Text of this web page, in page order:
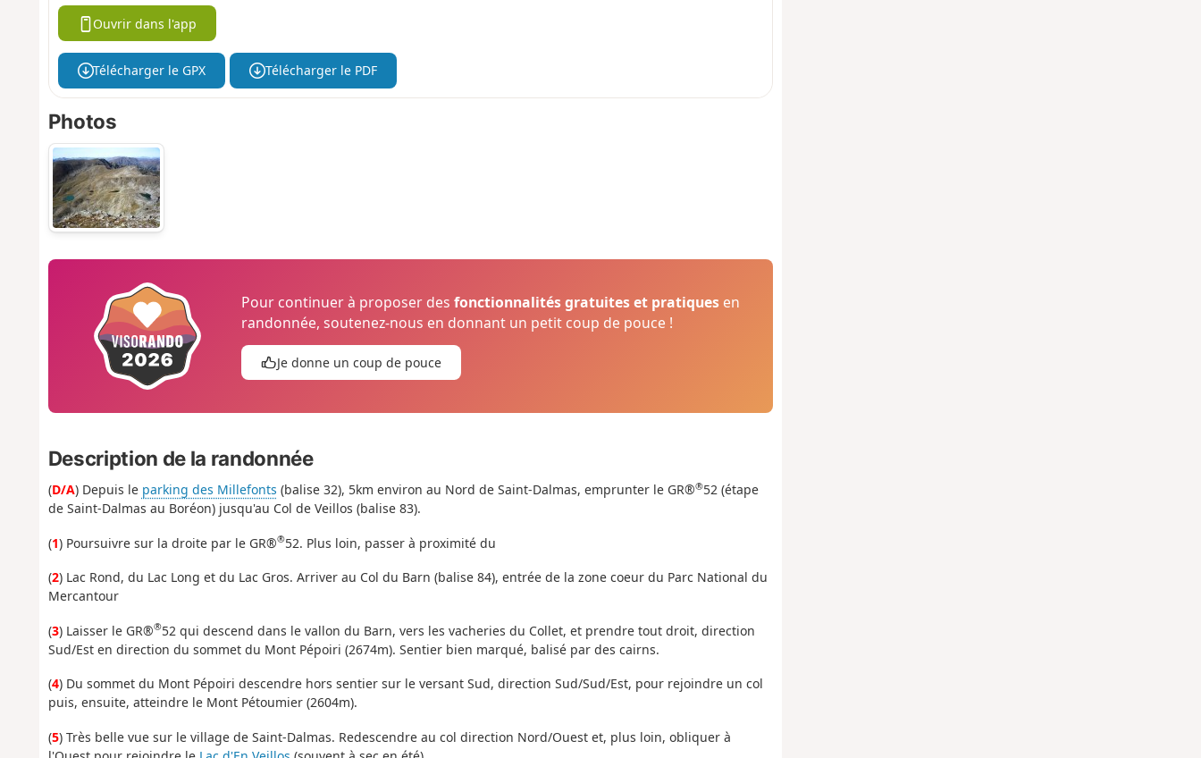
Ouvrir dans l'app
Télécharger le GPX Télécharger le PDF
Photos
Pour continuer à proposer desfonctionnalités gratuites et pratiques en
randonnée, soutenez-nous en donnant un petit coup de pouce !
Je donne un coup de pouce
Description de la randonnée
(D/A) Depuis le parking des Millefonts (balise 32), 5km environ au Nord de Saint-Dalmas, emprunter le GR®®52 (étape
de Saint-Dalmas au Boréon) jusqu'au Col de Veillos (balise 83).
(1) Poursuivre sur la droite par le GR®®52. Plus loin, passer à proximité du
(2) Lac Rond, du Lac Long et du Lac Gros. Arriver au Col du Barn (balise 84), entrée de la zone coeur du Parc National du
Mercantour
(3) Laisser le GR®®52 qui descend dans le vallon du Barn, vers les vacheries du Collet, et prendre tout droit, direction
Sud/Est en direction du sommet du Mont Pépoiri (2674m). Sentier bien marqué, balisé par des cairns.
(4) Du sommet du Mont Pépoiri descendre hors sentier sur le versant Sud, direction Sud/Sud/Est, pour rejoindre un col
puis, ensuite, atteindre le Mont Pétoumier (2604m).
(5) Très belle vue sur le village de Saint-Dalmas. Redescendre au col direction Nord/Ouest et, plus loin, obliquer à